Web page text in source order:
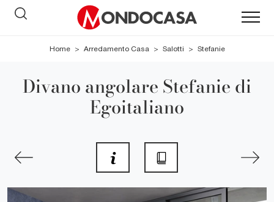
Home > Arredamento Casa > Salotti > Stefanie
Divano angolare Stefanie di
Egoitaliano